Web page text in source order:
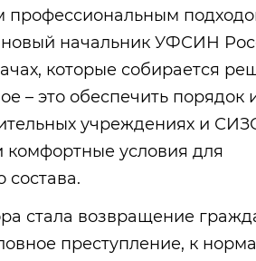
профессиональным
новый начальник УФСИН
которые собирается
– это обеспечить порядок
учреждениях и
комфортные условия для
стала возвращение
преступление, к